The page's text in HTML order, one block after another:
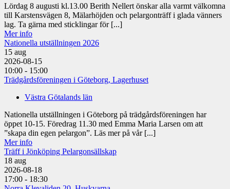
Lördag 8 augusti kl.13.00 Berith Nellert önskar alla varmt välkomna
till Karstensvägen 8, Mälarhöjden och pelargonträff i glada vänners
lag. Ta gärna med sticklingar för [...]
Mer info
Nationella utställningen 2026
15 aug
2026-08-15
10:00 - 15:00
Trädgårdsföreningen i Göteborg, Lagerhuset
Västra Götalands län
Nationella utställningen i Göteborg på trädgårdsföreningen har
öppet 10-15. Föredrag 11.30 med Emma Maria Larsen om att
”skapa din egen pelargon”. Läs mer på vår [...]
Mer info
Träff i Jönköping Pelargonsällskap
18 aug
2026-08-18
17:00 - 18:30